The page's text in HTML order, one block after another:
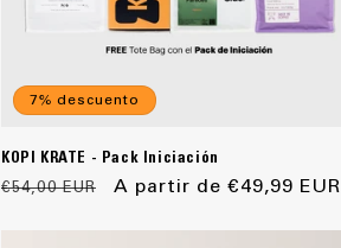
7% descuento
KOPI KRATE - Pack Iniciación
Precio
€54,00 EUR
Precio
A partir de €49,99 EUR